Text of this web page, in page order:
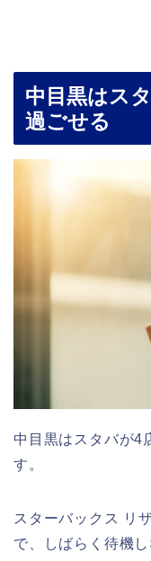
中目黒はス
過ごせる
中目黒はスタバが4
す。
スターバックス リ
で、しばらく待機